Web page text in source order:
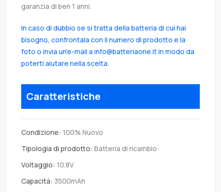
garanzia di ben 1 anni.
In caso di dubbio se si tratta della batteria di cui hai
bisogno, confrontala con il numero di prodotto e la
foto o invia un'e-mail a info@batteriaone.it in modo da
poterti aiutare nella scelta.
Caratteristiche
Condizione: 100% Nuovo
Tipologia di prodotto: Batteria di ricambio
Voltaggio: 10.8V
Capacità: 3500mAh